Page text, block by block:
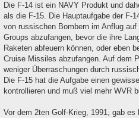
Die F-14 ist ein NAVY Produkt und
als die F-15. Die Hauptaufgabe der F-
von russischen Bombern im Anflug auf
Groups abzufangen, bevor die ihre
Raketen abfeuern können, oder eben
Cruise Missiles abzufangen. Auf dem
weniger Überraschungen durch
Die F-15 hat die Aufgabe einen
kontrollieren und muß viel mehr WVR
Vor dem 2ten Golf-Krieg, 1991, gab es